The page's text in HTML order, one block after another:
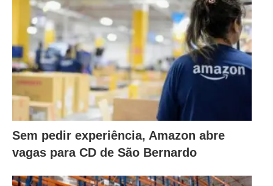
Sem pedir experiência, Amazon abre
vagas para CD de São Bernardo